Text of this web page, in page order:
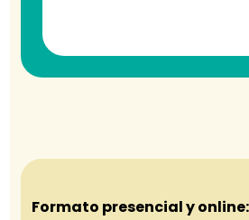
Formato presencial y online: